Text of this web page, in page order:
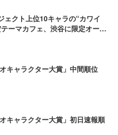
ェクト上位10キャラの“カワイ
ーマカフェ、渋谷に限定オープ
キャラクター大賞」中間順位
キャラクター大賞」初日速報順